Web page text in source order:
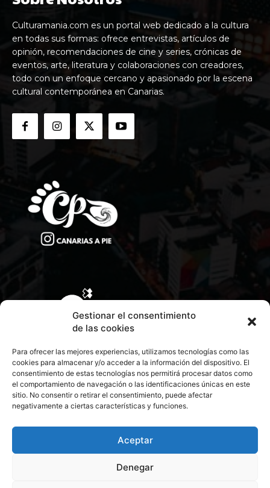
Gestionar el consentimiento
de las cookies
Para ofrecer las mejores experiencias, utilizamos tecnologías como las
cookies para almacenar y/o acceder a la información del dispositivo. El
consentimiento de estas tecnologías nos permitirá procesar datos como
el comportamiento de navegación o las identificaciones únicas en este
sitio. No consentir o retirar el consentimiento, puede afectar
negativamente a ciertas características y funciones.
Aceptar
Denegar
Culturamania.com es un portal web dedicado a la cultura
en todas sus formas: ofrece entrevistas, artículos de
opinión, recomendaciones de cine y series, crónicas de
eventos, arte, literatura y colaboraciones con creadores,
todo con un enfoque cercano y apasionado por la escena
cultural contemporánea en Canarias.
CONTACTA CON NOSOTROS